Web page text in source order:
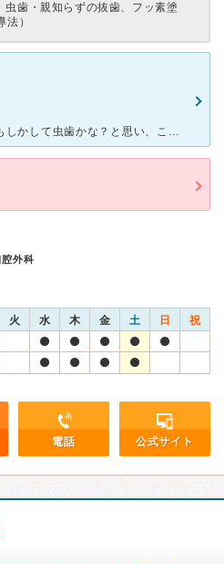
虫歯・親知らずの抜歯、フッ素塗
）
奥歯に黒ずみがあったので、もしかして虫歯かな？と思い、こちらに予約をとって受診しました。 レントゲンをとり、診察をするのかと思ったら、「歯の治療の前にお口の中をキレイにしますね」とクリーニングが始ま
外科
火 水 木 金 土 日 祝
電話 公式サイト